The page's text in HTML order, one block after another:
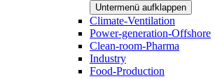
Untermenü aufklappen
Climate-Ventilation
Power-generation-Offshore
Clean-room-Pharma
Industry
Food-Production